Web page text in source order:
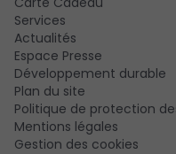
Services
Actualités
Espace Presse
Développement durable
Plan du site
Politique de protection
Mentions légales
Gestion des cookies